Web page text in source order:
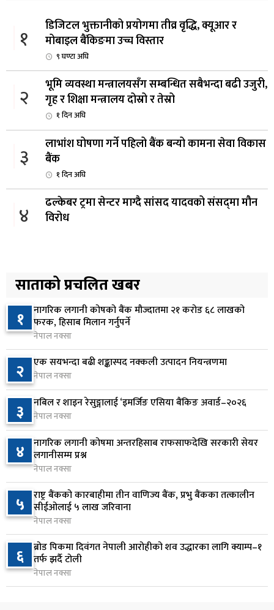
१
डिजिटल भुक्तानीको प्रयोगमा तीव्र वृद्धि, क्यूआर र
मोबाइल बैंकिङमा उच्च विस्तार
९ घण्टा अघि
२
भूमि व्यवस्था मन्त्रालयसँग सम्बन्धित सबैभन्दा बढी उजुरी,
गृह र शिक्षा मन्त्रालय दोस्रो र तेस्रो
१ दिन अघि
३
लाभांश घोषणा गर्ने पहिलो बैंक बन्यो कामना सेवा विकास
बैंक
१ दिन अघि
४
ढल्केबर ट्रमा सेन्टर माग्दै सांसद यादवको संसद्‌मा मौन
विरोध
५
बजेट शेखरद्धारा लिन अस्वीकार
२ दिन अघि
६
रूकुम पश्चिममा प्रहरीको गाडीले मोटरसाइकललाई
ठक्कर दिँदा किशोरको मृत्यु
२ दिन अघि
७
प्रतिनिधिसभा बैठक बस्दै , पाँच विधेयक र प्रतिवेदन
प्रस्तुत हुने
२ दिन अघि
८
आज बस्ने भनिएको राष्ट्रिय सभाको बैठक बुधबारका लागि
सर्‍यो
२ दिन अघि
९
वीरगञ्जमा ट्यांकरको सिल खोलेर तेल निकाल्ने सात जना
रंगेहात पक्राउ
१०
जन्मसिद्ध नागरिकता कडा बनाउने ट्रम्पको नयाँ प्रयास, दुई
कार्यकारी आदेश जारी
२ दिन अघि
साताको प्रचलित खबर
१ नागरिक लगानी कोषको बैंक मौज्दातमा २१ करोड ६८ लाखको
फरक, हिसाब मिलान गर्नुपर्ने
नेपाल नक्सा
२ एक सयभन्दा बढी शङ्कास्पद नक्कली उत्पादन नियन्त्रणमा
नेपाल नक्सा
३ नबिल र शाइन रेसुङ्गालाई ‘इमर्जिङ एसिया बैंकिङ अवार्ड–२०२६
नेपाल नक्सा
४ नागरिक लगानी कोषमा अन्तरहिसाब राफसाफदेखि सरकारी सेयर
लगानीसम्म प्रश्न
नेपाल नक्सा
५ राष्ट्र बैंकको कारबाहीमा तीन वाणिज्य बैंक, प्रभु बैंकका तत्कालीन
सीईओलाई ५ लाख जरिवाना
नेपाल नक्सा
६ ब्रोड पिकमा दिवंगत नेपाली आरोहीको शव उद्धारका लागि क्याम्प–१
तर्फ झर्दै टोली
नेपाल नक्सा